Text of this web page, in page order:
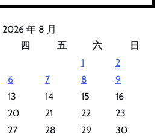
2026 年 8 月
四 五 六
日
1
2
6 7 8
9
13 14 15
16
20 21 22
23
27 28 29
30